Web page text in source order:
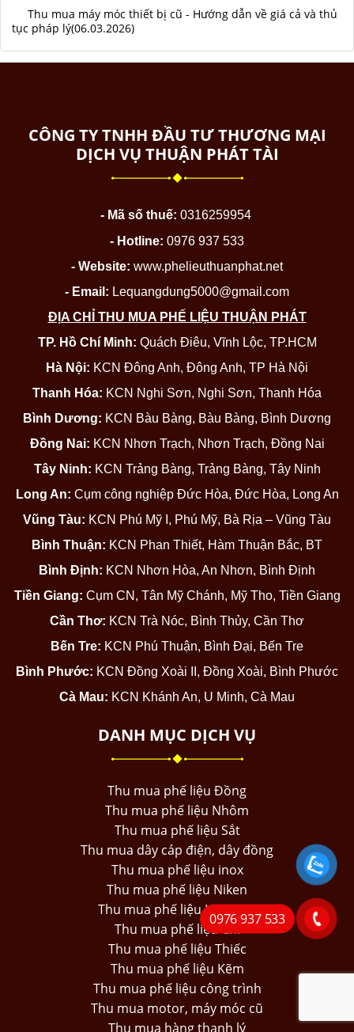
Thu mua máy móc thiết bị cũ - Hướng dẫn về giá cả và thủ
tục pháp lý(06.03.2026)
CÔNG TY TNHH ĐẦU TƯ THƯƠNG MẠI
DỊCH VỤ THUẬN PHÁT TÀI
- Mã số thuế: 0316259954
- Hotline: 0976 937 533
- Website: www.phelieuthuanphat.net
- Email: Lequangdung5000@gmail.com
ĐỊA CHỈ THU MUA PHẾ LIỆU THUẬN PHÁT
TP. Hồ Chí Minh: Quách Điêu, Vĩnh Lộc, TP.HCM
Hà Nội: KCN Đông Anh, Đông Anh, TP Hà Nội
Thanh Hóa: KCN Nghi Sơn, Nghi Sơn, Thanh Hóa
Bình Dương: KCN Bàu Bàng, Bàu Bàng, Bình Dương
Đồng Nai: KCN Nhơn Trạch, Nhơn Trạch, Đồng Nai
Tây Ninh: KCN Trảng Bàng, Trảng Bàng, Tây Ninh
Long An: Cụm công nghiệp Đức Hòa, Đức Hòa, Long An
Vũng Tàu: KCN Phú Mỹ I, Phú Mỹ, Bà Rịa – Vũng Tàu
Bình Thuận: KCN Phan Thiết, Hàm Thuận Bắc, BT
Bình Định: KCN Nhơn Hòa, An Nhơn, Bình Định
Tiền Giang: Cụm CN, Tân Mỹ Chánh, Mỹ Tho, Tiền Giang
Cần Thơ: KCN Trà Nóc, Bình Thủy, Cần Thơ
Bến Tre: KCN Phú Thuận, Bình Đại, Bến Tre
Bình Phước: KCN Đồng Xoài II, Đồng Xoài, Bình Phước
Cà Mau: KCN Khánh An, U Minh, Cà Mau
DANH MỤC DỊCH VỤ
Thu mua phế liệu Đồng
Thu mua phế liệu Nhôm
Thu mua phế liệu Sắt
Thu mua dây cáp điện, dây đồng
Thu mua phế liệu inox
Thu mua phế liệu Niken
Thu mua phế liệu Hợp Kim
Thu mua phế liệu Chì
Thu mua phế liệu Thiếc
Thu mua phế liệu Kẽm
Thu mua phế liệu công trình
Thu mua motor, máy móc cũ
Thu mua hàng thanh lý
0976 937 533